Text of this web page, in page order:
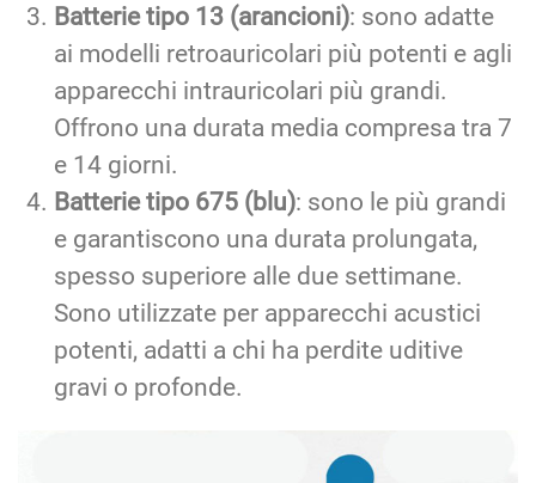
Batterie tipo 13 (arancioni): sono adatte
ai modelli retroauricolari più potenti e agli
apparecchi intrauricolari più grandi.
Offrono una durata media compresa tra 7
e 14 giorni.
Batterie tipo 675 (blu): sono le più grandi
e garantiscono una durata prolungata,
spesso superiore alle due settimane.
Sono utilizzate per apparecchi acustici
potenti, adatti a chi ha perdite uditive
gravi o profonde.